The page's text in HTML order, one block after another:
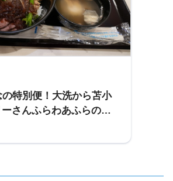
特別便！大洗から苫小
さんふらわあふらの」
動する